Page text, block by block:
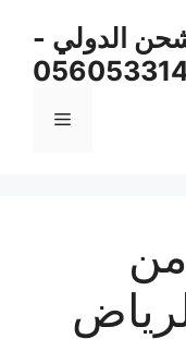
الدولي -
القائمة